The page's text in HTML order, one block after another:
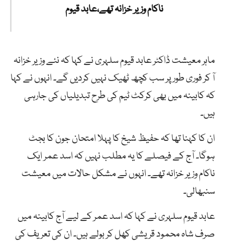
ناکام وزیر خزانہ تھے،عابد قیوم
ماہر معیشت ڈاکٹر عابد قیوم سلہری نے کہا کہ نئے وزیر خزانہ
آ کر فوری طور پر سب کچھ ٹھیک نہیں کردیں گے۔ انہوں نے کہا
کہ کابینہ میں بھی کرکٹ ٹیم کی طرح تبدیلیاں کی جارہی
ہیں۔
ان کا کہنا تھا کہ حفیظ شیخ کا پہلا امتحان جون کا بجٹ
ہوگا۔ آج کے فیصلے کا یہ مطلب نہیں کہ اسد عمر ایک
ناکام وزیر خزانہ تھے۔ انہوں نے مشکل حالات میں معیشت
سنبھالی۔
عابد قیوم سلہری نے کہا کہ اسد عمر کے لیے آج کابینہ میں
صرف شاہ محمود قریشی کھل کر بولے ہیں۔ ان کی تعریف کی